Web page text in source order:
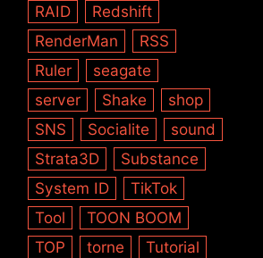
RAID
Redshift
RenderMan
RSS
Ruler
seagate
server
Shake
shop
SNS
Socialite
sound
Strata3D
Substance
System ID
TikTok
Tool
TOON BOOM
TOP
torne
Tutorial